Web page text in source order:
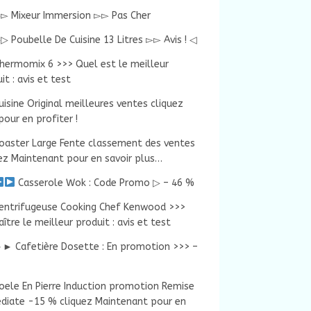
Mixeur Immersion ▻▻ Pas Cher
Poubelle De Cuisine 13 Litres ▻▻ Avis ! ◁
6 >>> Quel est le meilleur
: avis et test
Original meilleures ventes cliquez
en profiter !
Large Fente classement des ventes
Maintenant pour en savoir plus…
Casserole Wok : Code Promo ▷ – 46 %
Cooking Chef Kenwood >>>
le meilleur produit : avis et test
Cafetière Dosette : En promotion >>> –
En Pierre Induction promotion Remise
-15 % cliquez Maintenant pour en